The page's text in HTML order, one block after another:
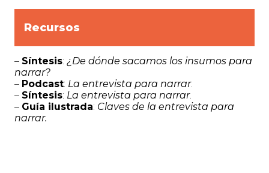
Recursos
– Síntesis: ¿De dónde sacamos los insumos para
narrar?
– Podcast: La entrevista para narrar.
– Síntesis: La entrevista para narrar.
– Guía ilustrada: Claves de la entrevista para
narrar.